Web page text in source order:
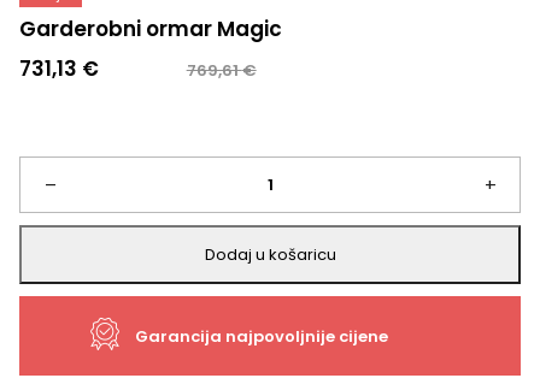
Garderobni ormar Magic
769,61€
Izvorna
je:
769,61 €.
731,13 €
Trenutna
731,13 €.
–
Garderobni
ormar
Magic
+
Dodaj u košaricu
Garancija najpovoljnije cijene